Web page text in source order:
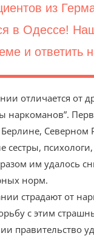
из
в Одессе!
и ответить
отличается от
наркоманов”.
Берлине,
сестры,
им удалось
норм.
страдают от
с этим
правительство